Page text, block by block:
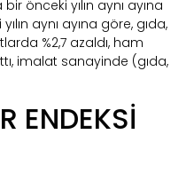
önceki yılın aynı ayına
aynı ayına göre, gıda,
%2,7 azaldı, ham
imalat sanayinde (gıda,
ENDEKSİ